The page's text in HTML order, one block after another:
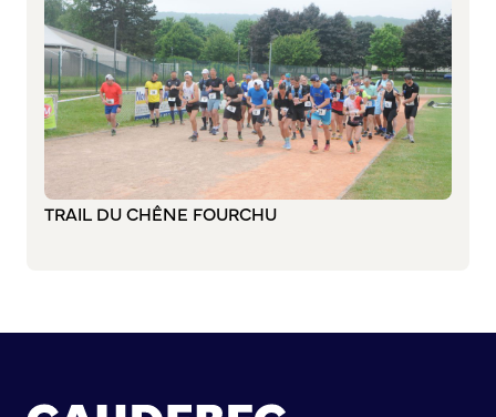
TRAIL DU CHÊNE FOURCHU